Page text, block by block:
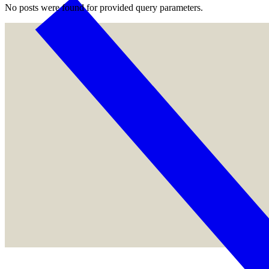
No posts were found for provided query parameters.